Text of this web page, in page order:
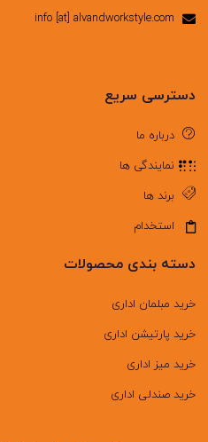
info [at] alvandworkstyle.com
دسترسی سریع
درباره ما
نمایندگی ها
برند ها
استخدام
دسته بندی محصولات
خرید مبلمان اداری
خرید پارتیشن اداری
خرید میز اداری
خرید صندلی اداری